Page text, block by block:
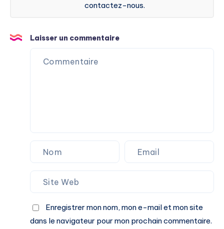
contactez-nous.
Laisser un commentaire
Enregistrer mon nom, mon e-mail et mon site
dans le navigateur pour mon prochain commentaire.